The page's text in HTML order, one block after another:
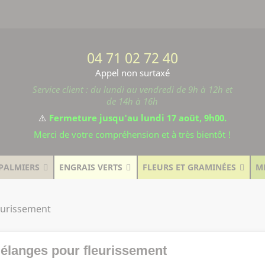
04 71 02 72 40
Appel non surtaxé
Service client : du lundi au vendredi de 9h à 12h et
de 14h à 16h
⚠️ Fermeture jusqu'au lundi 17 août, 9h00.
Merci de votre compréhension et à très bientôt !
ENGRAIS VERTS FLEURS ET GRAMINÉES
pour fleurissement